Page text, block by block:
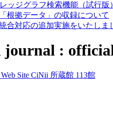
レッジグラフ検索機能（試行
根拠データ」の収録について
合対応の追加実施をいたしま
:
Web Site CiNii 所蔵館 113館